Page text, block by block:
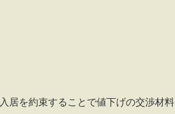
居を約束することで値下げの交渉材料